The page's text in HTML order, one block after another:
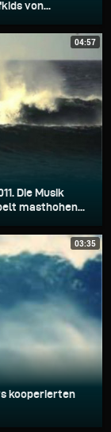
von...
04:57
Die Musik
masthohen...
03:35
kooperierten